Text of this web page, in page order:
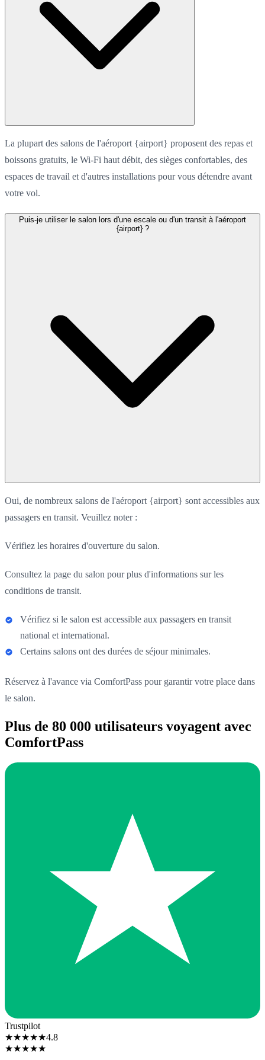
La plupart des salons de l'aéroport {airport} proposent des repas et
boissons gratuits, le Wi-Fi haut débit, des sièges confortables, des
espaces de travail et d'autres installations pour vous détendre avant
votre vol.
Puis-je utiliser le salon lors d'une escale ou d'un transit à l'aéroport
{airport} ?
Oui, de nombreux salons de l'aéroport {airport} sont accessibles aux
passagers en transit. Veuillez noter :
Vérifiez les horaires d'ouverture du salon.
Consultez la page du salon pour plus d'informations sur les
conditions de transit.
Vérifiez si le salon est accessible aux passagers en transit
national et international.
Certains salons ont des durées de séjour minimales.
Réservez à l'avance via ComfortPass pour garantir votre place dans
le salon.
Plus de 80 000 utilisateurs voyagent avec
ComfortPass
Trustpilot
★★★★★4.8
★★★★★